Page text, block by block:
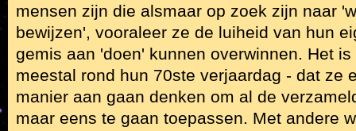
mensen zijn die alsmaar op zoek zijn naar
bewijzen', vooraleer ze de luiheid van hun
gemis aan 'doen' kunnen overwinnen. Het
meestal rond hun 70ste verjaardag - dat ze
manier aan gaan denken om al de
maar eens te gaan toepassen. Met andere